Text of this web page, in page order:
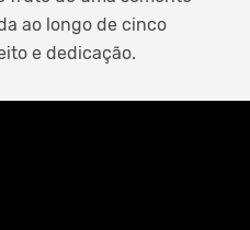
ao longo de cinco
e dedicação.